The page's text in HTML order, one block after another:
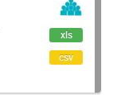
xls
csv